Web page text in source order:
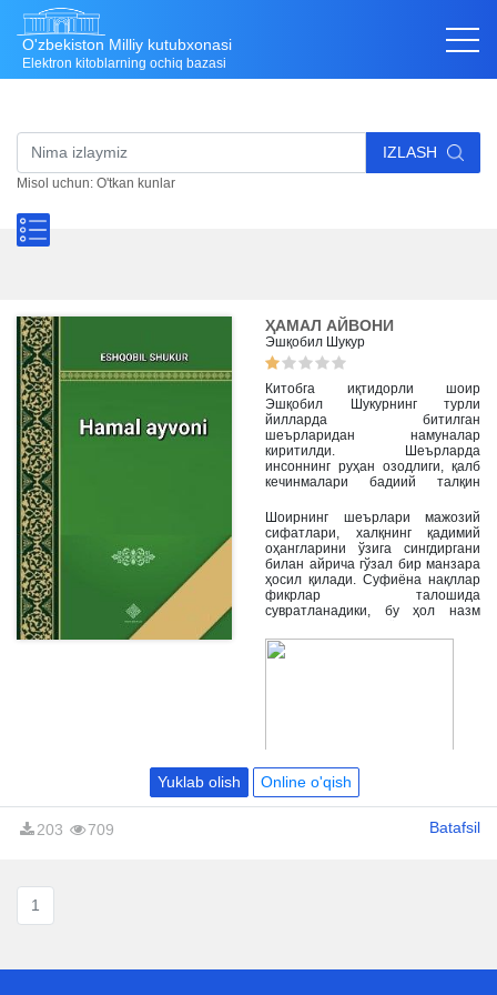
O'zbekiston Milliy kutubxonasi
Elektron kitoblarning ochiq bazasi
IZLASH
Misol uchun: O'tkan kunlar
ҲАМАЛ АЙВОНИ
Эшқобил Шукур
Китобга иқтидорли шоир
Эшқобил Шукурнинг турли
йилларда битилган
шеърларидан намуналар
киритилди. Шеърларда
инсоннинг руҳан озодлиги, қалб
кечинмалари бадиий талқин
Шоирнинг шеърлари мажозий
сифатлари, халқнинг қадимий
оҳангларини ўзига сингдиргани
билан айрича гўзал бир манзара
ҳосил қилади. Суфиёна нақллар
фикрлар талошида
сувратланадики, бу ҳол назм
ичажагига ботинда яна бир карра
ишонч уйғотади.
Yuklab olish Online o'qish
203 709 Batafsil
1